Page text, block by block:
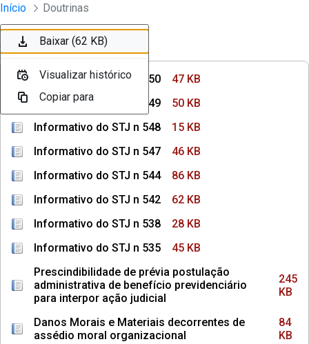
Pular para o Conteúdo principal
Instrumentos Jurídicos
Início Doutrinas
Ordenar Filtro
Informativo do STJ n 550
47 KB
Informativo do STJ n 549
50 KB
Informativo do STJ n 548
15 KB
Informativo do STJ n 547
46 KB
Informativo do STJ n 544
86 KB
Informativo do STJ n 542
62 KB
Informativo do STJ n 538
28 KB
Informativo do STJ n 535
45 KB
Prescindibilidade de prévia postulação
administrativa de benefício previdenciário
para interpor ação judicial
245
KB
Danos Morais e Materiais decorrentes de
assédio moral organizacional
84
KB
Baixar (47 KB)
Visualizar histórico
Copiar para
Baixar (50 KB)
Visualizar histórico
Copiar para
Baixar (15 KB)
Visualizar histórico
Copiar para
Baixar (46 KB)
Visualizar histórico
Copiar para
Baixar (86 KB)
Visualizar histórico
Copiar para
Baixar (62 KB)
Visualizar histórico
Copiar para